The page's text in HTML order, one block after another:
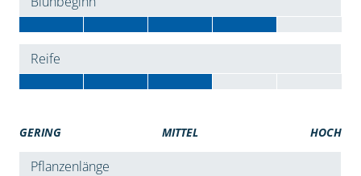
Reife
GERING MITTEL HOCH
Pflanzenlänge